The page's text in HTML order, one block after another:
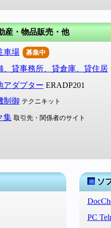
産・物品販売・他
車場 募集中
、貸事務所、貸倉庫、貸住居
アダプター ERADP201
制御 テクニキット
集 取引先・関係者のサイト
ソ
PC